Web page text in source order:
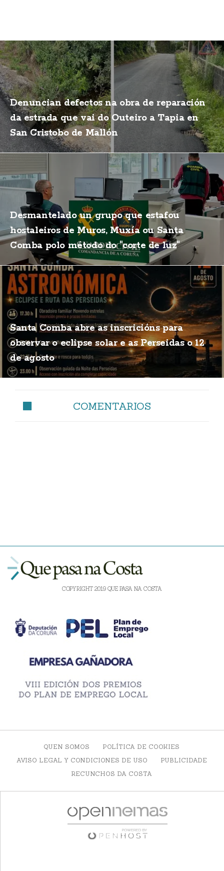
Denuncian defectos na obra de reparación
da estrada que vai do Outeiro a Tapia en
San Cristobo de Mallón
Desmantelado un grupo que estafou
hostaleiros de Muros, Muxía ou Santa
Comba polo método do "corte de luz"
Santa Comba abre as inscricións para
observar o eclipse solar e as Perseidas o 12
de agosto
COMENTARIOS
COPYRIGHT 2019 QUE PASA NA COSTA
QUEN SOMOS
POLÍTICA DE COOKIES
AVISO LEGAL Y CONDICIONES DE USO
PUBLICIDADE
RECUNCHOS DA COSTA